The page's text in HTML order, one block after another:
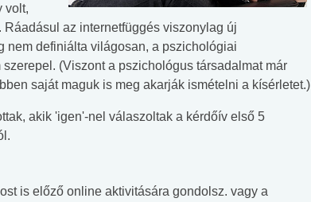
volt,
az internetfüggés viszonylag új
nem definiálta világosan, a pszichológiai
(Viszont a pszichológus társadalmat már
saját maguk is meg akarják ismételni a kísérletet.)
akik 'igen'-nel válaszoltak a kérdőív első 5
is előző online aktivitására gondolsz. vagy a